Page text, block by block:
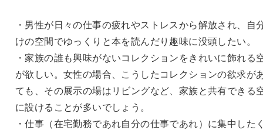
・男性が日々の仕事の疲れやストレスから解放され、自
けの空間でゆっくりと本を読んだり趣味に没頭したい。
・家族の誰も興味がないコレクションをきれいに飾れる
が欲しい。女性の場合、こうしたコレクションの欲求が
ても、その展示の場はリビングなど、家族と共有できる
に設けることが多いでしょう。
・仕事（在宅勤務であれ自分の仕事であれ）に集中した